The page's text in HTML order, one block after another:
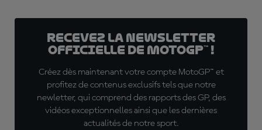
Recevez la Newsletter
officielle de MotoGP™ !
Créez dès maintenant votre compte MotoGP™ et
profitez de contenus exclusifs tels que notre
newletter, qui comprend des rapports des GP, des
vidéos exceptionnelles ainsi que les dernières
actualités de notre sport.